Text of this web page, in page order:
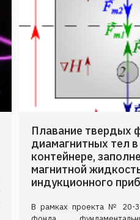
Плавание твердых
диамагнитных тел
контейнере,
магнитной
индукционного
В рамках проекта № 20-